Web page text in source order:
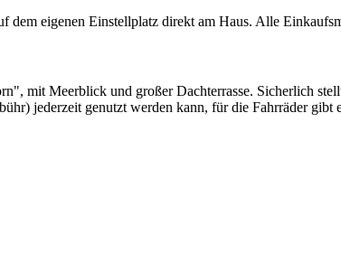
dem eigenen Einstellplatz direkt am Haus. Alle
mit Meerblick und großer Dachterrasse. Sicherlich
jederzeit genutzt werden kann, für die Fahrräder